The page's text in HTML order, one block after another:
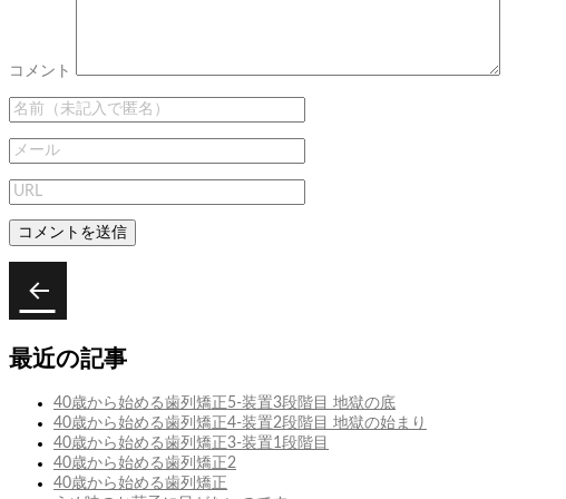
コメント
稿
ビ
の
投
造
り
最近の記事
40歳から始める歯列矯正5-装置3段階目 地獄の底
40歳から始める歯列矯正4-装置2段階目 地獄の始まり
40歳から始める歯列矯正3-装置1段階目
40歳から始める歯列矯正2
40歳から始める歯列矯正